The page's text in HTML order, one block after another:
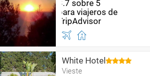
White Hotel
Vieste